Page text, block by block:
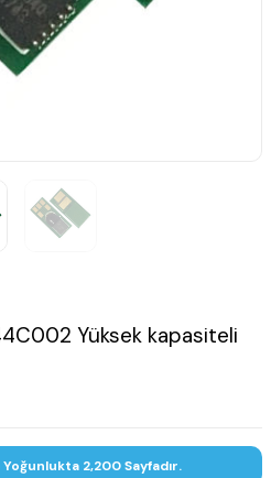
Yüksek kapasiteli
2,200 Sayfadır.